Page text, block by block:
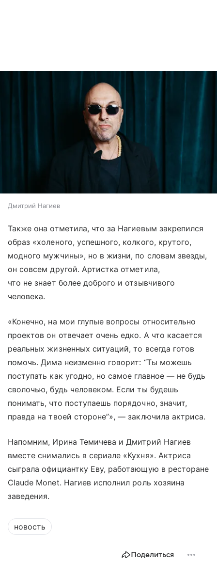
Дмитрий Нагиев
Также она отметила, что за Нагиевым закрепился
образ «холеного, успешного, колкого, крутого,
модного мужчины», но в жизни, по словам звезды,
он совсем другой. Артистка отметила,
что не знает более доброго и отзывчивого
человека.
«Конечно, на мои глупые вопросы относительно
проектов он отвечает очень едко. А что касается
реальных жизненных ситуаций, то всегда готов
помочь. Дима неизменно говорит: “Ты можешь
поступать как угодно, но самое главное — не будь
сволочью, будь человеком. Если ты будешь
понимать, что поступаешь порядочно, значит,
правда на твоей стороне”», — заключила актриса.
Напомним, Ирина Темичева и Дмитрий Нагиев
вместе снимались в сериале «Кухня». Актриса
сыграла официантку Еву, работающую в ресторане
Claude Monet. Нагиев исполнил роль хозяина
заведения.
новость
Поделиться